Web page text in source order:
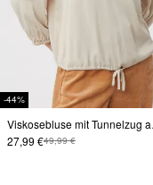
-44%
27,99 €49,99 €